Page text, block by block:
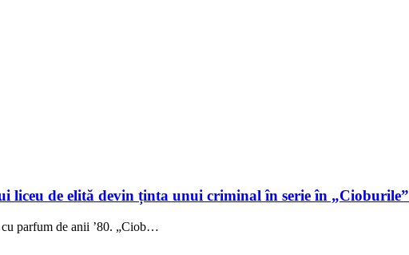
liceu de elită devin ținta unui criminal în serie în „Cioburile”
parfum de anii ’80. „Ciob…